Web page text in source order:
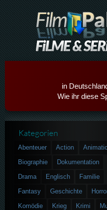
in
Wie ihr diese
Kategorien
Abenteuer Action
Biographie
Dokumentation
Drama
Englisch
Familie
Fantasy
Geschichte
Komödie
Krieg Krimi